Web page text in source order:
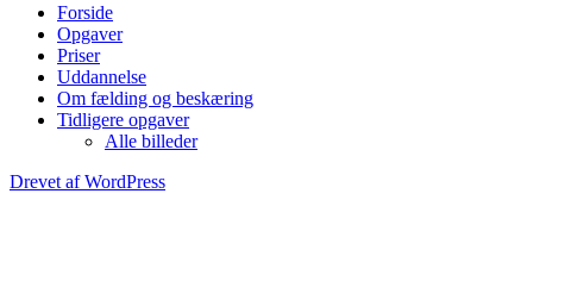
Forside
Opgaver
Priser
Uddannelse
Om fælding og beskæring
Tidligere opgaver
Alle billeder
Drevet af WordPress